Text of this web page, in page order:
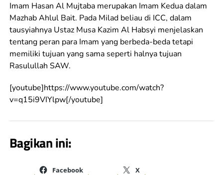
Imam Hasan Al Mujtaba merupakan Imam Kedua dalam
Mazhab Ahlul Bait. Pada Milad beliau di ICC, dalam
tausyiahnya Ustaz Musa Kazim Al Habsyi menjelaskan
tentang peran para Imam yang berbeda-beda tetapi
memiliki tujuan yang sama seperti halnya tujuan
Rasulullah SAW.
[youtube]https://www.youtube.com/watch?
v=q15i9VIYlpw[/youtube]
Bagikan ini:
Facebook X